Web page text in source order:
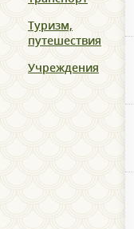
Туризм,
путешествия
Учреждения